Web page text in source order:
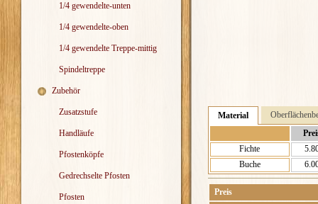
1/4 gewendelte-unten
1/4 gewendelte-oben
1/4 gewendelte Treppe-mittig
Spindeltreppe
Zubehör
Zusatzstufe
Handläufe
Pfostenköpfe
Gedrechselte Pfosten
Pfosten
Material
Fichte
Buche
Preis